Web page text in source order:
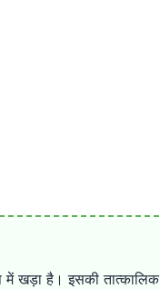
में खड़ा है। इसकी तात्कालिक